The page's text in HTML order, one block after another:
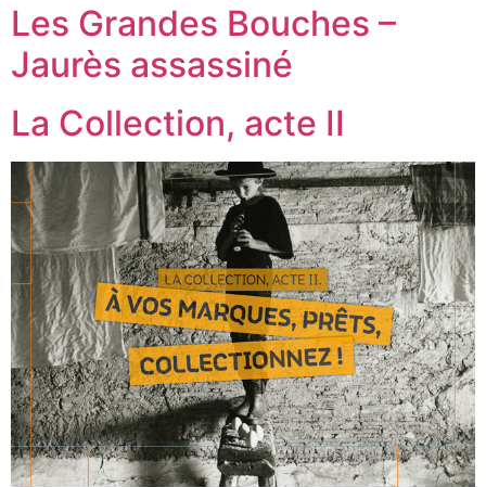
Les Grandes Bouches –
Jaurès assassiné
La Collection, acte II